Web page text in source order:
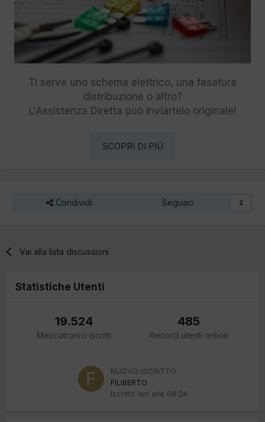
Ti serve uno schema elettrico, una fasatura
distribuzione o altro?
L'Assistenza Diretta può inviartelo originale!
SCOPRI DI PIÙ
Condividi Seguaci 2
Vai alla lista discussioni
Statistiche Utenti
19.524
Meccatronici iscritti
485
Record utenti online
NUOVO ISCRITTO
FILIBERTO
Iscritto Ieri alle 09:24